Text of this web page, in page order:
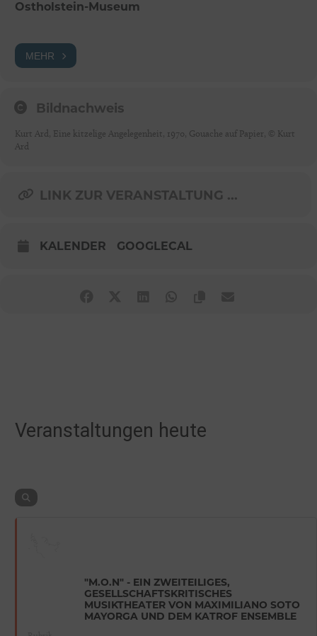
Ostholstein-Museum
MEHR
Bildnachweis
Kurt Ard, Eine kitzelige Angelegenheit, 1970, Gouache auf Papier, © Kurt
Ard
LINK ZUR VERANSTALTUNG ...
KALENDER GOOGLECAL
Veranstaltungen heute
"M.O.N" - EIN ZWEITEILIGES,
GESELLSCHAFTSKRITISCHES
MUSIKTHEATER VON MAXIMILIANO SOTO
MAYORGA UND DEM KATROF ENSEMBLE